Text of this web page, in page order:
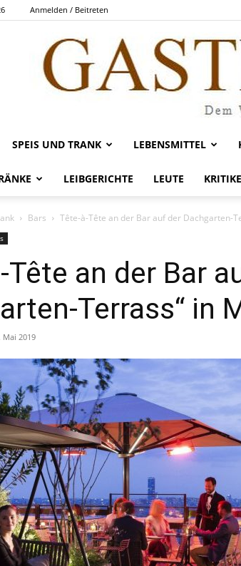
Anmelden / Beitreten
SPEIS UND TRANK LEBENSMITTEL
LEIBGERICHTE LEUTE
Bars Tête-à-Tête an der Bar auf der Dachgarten-
Tête an der Bar
Terrass“ in
Mai 2019